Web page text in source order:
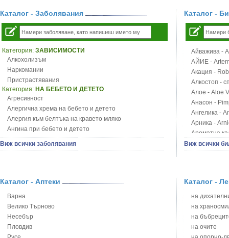
Каталог - Заболявания
Категория: ЗАВИСИМОСТИ
Алкохолизъм
Наркомании
Пристрастявания
Категория: НА БЕБЕТО И ДЕТЕТО
Агресивност
Алергична хрема на бебето и детето
Алергия към белтъка на кравето мляко
Ангина при бебето и детето
Анемия при бебето и детето
Апетит - пълни деца
Бронхиална астма при бебето и детето
Варицела
Висока температура на бебето и детето
Възпаление на ушите на бебето и детето
Глисти
Виж всички заболявания
Каталог -
Айважива -
АЙИЕ -
Акация -
Алкостоп -
Алое - Aloe
Анасон -
Ангелика -
Арника -
Ароматна
Арония -
Блатен
Блян
Бобови
Божур -
Борови
Босилек -
Виж всички
Каталог - Аптеки
Варна
Велико Търново
Несебър
Пловдив
Каталог -
на
на
на
на очите